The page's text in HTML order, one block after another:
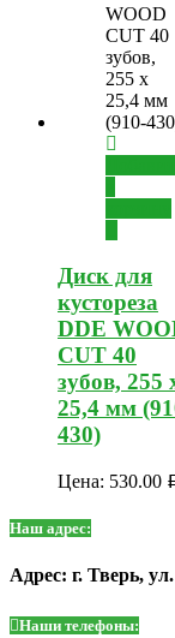
Диск для
кустореза
DDE
CUT 40
зубов, 255
25,4 мм
430)
Цена: 530.00
Наш адрес:
Адрес: г. Тверь,
Наши телефоны: